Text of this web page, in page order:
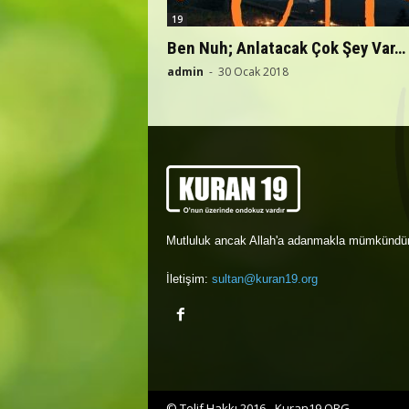
19
Ben Nuh; Anlatacak Çok Şey Var…
admin - 30 Ocak 2018
Mutluluk ancak Allah'a adanmakla
İletişim: sultan@kuran19.org